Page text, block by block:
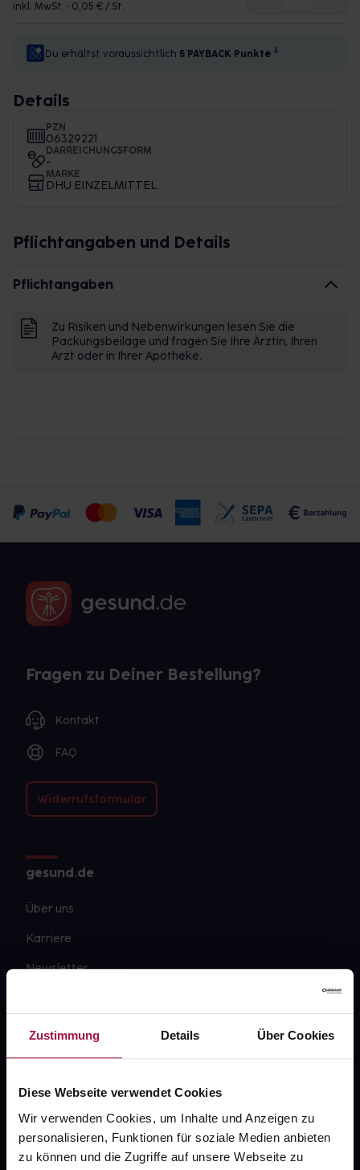
Zustimmung Details Über Cookies
Diese Webseite verwendet Cookies
Wir verwenden Cookies, um Inhalte und Anzeigen zu
personalisieren, Funktionen für soziale Medien anbieten
zu können und die Zugriffe auf unsere Webseite zu
inkl. MwSt. • 0,05 € / St.
Du erhältst voraussichtlich 5 PAYBACK Punkte 4
Details
PZN
06329221
DARREICHUNGSFORM
-
MARKE
DHU EINZELMITTEL
Pflichtangaben und Details
Pflichtangaben
Zu Risiken und Nebenwirkungen lesen Sie die
Packungsbeilage und fragen Sie Ihre Ärztin, Ihren
Arzt oder in Ihrer Apotheke.
Fragen zu Deiner Bestellung?
Kontakt
FAQ
Widerrufsformular
gesund.de
Über uns
Karriere
Newsletter
PAYBACK
gesund-versorger.de
Sanitätshäuser
Datenschutz